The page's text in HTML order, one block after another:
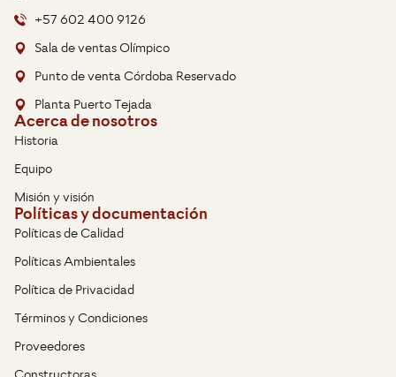
+57 602 400 9126
Sala de ventas Olímpico
Punto de venta Córdoba Reservado
Planta Puerto Tejada
Acerca de nosotros
Historia
Equipo
Misión y visión
Políticas y documentación
Políticas de Calidad
Políticas Ambientales
Política de Privacidad
Términos y Condiciones
Proveedores